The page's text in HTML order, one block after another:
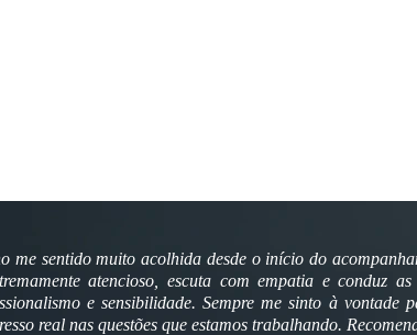
me sentido muito acolhida desde o início do
atencioso, escuta com empatia e conduz
e sensibilidade. Sempre me sinto à vontade
real nas questões que estamos trabalhando.